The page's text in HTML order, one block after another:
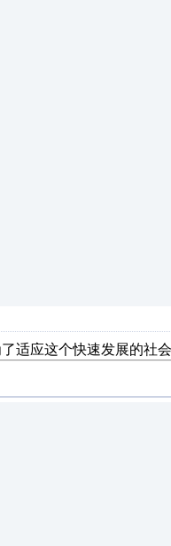
适应这个快速发展的社